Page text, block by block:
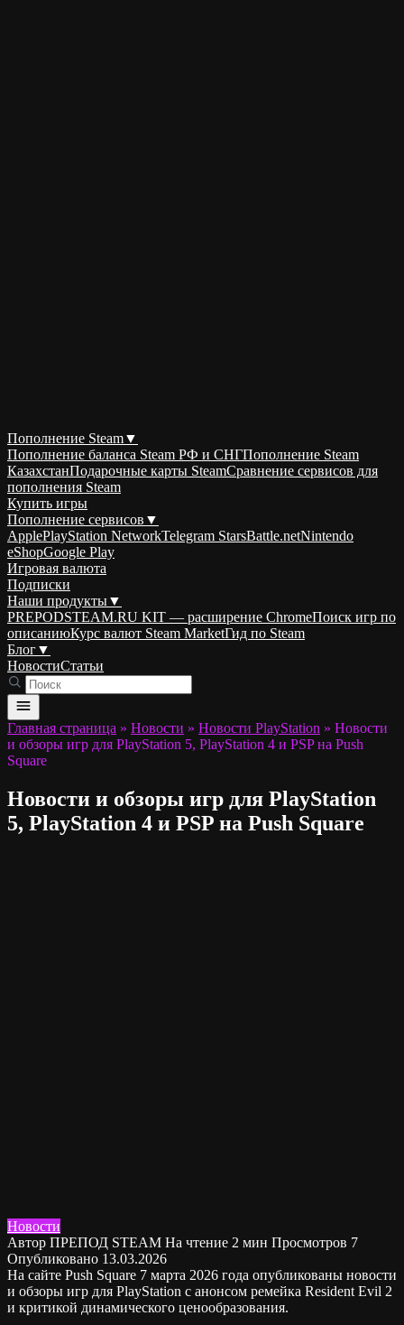
Пополнение Steam▼
Пополнение баланса Steam РФ и СНГПополнение Steam
КазахстанПодарочные карты SteamСравнение сервисов для
пополнения Steam
Купить игры
Пополнение сервисов ▼
ApplePlayStation NetworkTelegram StarsBattle.netNintendo
eShopGoogle Play
Игровая валюта
Подписки
Наши продукты▼
PREPODSTEAM.RU KIT — расширение ChromeПоиск игр по
описаниюКурс валют Steam MarketГид по Steam
Блог▼
НовостиСтатьи
Главная страница » Новости » Новости PlayStation » Новости
и обзоры игр для PlayStation 5, PlayStation 4 и PSP на Push
Square
Новости и обзоры игр для PlayStation
5, PlayStation 4 и PSP на Push Square
Новости
Автор ПРЕПОД STEAM На чтение 2 мин Просмотров 7
Опубликовано 13.03.2026
На сайте Push Square 7 марта 2026 года опубликованы новости
и обзоры игр для PlayStation с анонсом ремейка Resident Evil 2
и критикой динамического ценообразования.